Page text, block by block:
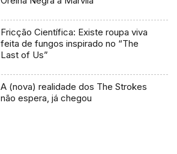
Fricção Científica: Existe roupa viva
feita de fungos inspirado no “The
Last of Us”
A (nova) realidade dos The Strokes
não espera, já chegou